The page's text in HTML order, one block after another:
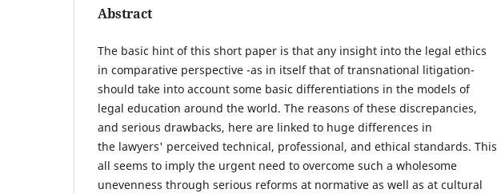
Abstract
The basic hint of this short paper is that any insight into the legal ethics
in comparative perspective -as in itself that of transnational litigation-
should take into account some basic differentiations in the models of
legal education around the world. The reasons of these discrepancies,
and serious drawbacks, here are linked to huge differences in
the lawyers' perceived technical, professional, and ethical standards. This
all seems to imply the urgent need to overcome such a wholesome
unevenness through serious reforms at normative as well as at cultural